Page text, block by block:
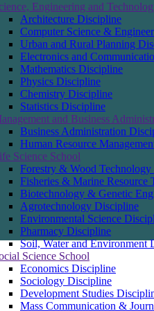
Engineering and
Architecture Discipline
Computer Science &
Urban and Rural Planning
Electronics and
Mathematics Discipline
Physics Discipline
Chemistry Discipline
Statistics Discipline
and Business
Business Administration
Human Resource
Science School
Forestry & Wood
Fisheries & Marine Resource
Biotechnology & Genetic
Agrotechnology Discipline
Environmental Science
Pharmacy Discipline
Soil, Water and Environment
Science School
Economics Discipline
Sociology Discipline
Development Studies
Mass Communication &